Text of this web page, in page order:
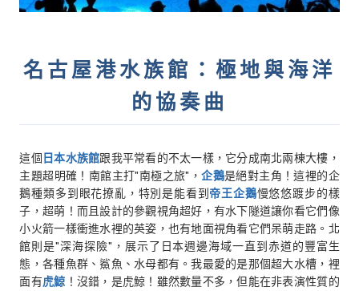
名古屋港水族館：極地與海洋
的協奏曲
這個日本水族館跟我平常看的不太一樣，它分成南北兩棟大樓，
主題超明確！南館主打"南極之旅"，企鵝是絕對主角！這裡的企
鵝種類多到眼花撩亂，特別是能看到帝王企鵝慢悠悠踱步的樣
子，超萌！而且設計的參觀視角超好，有水下隧道讓你看它們像
小火箭一樣衝進水裡的英姿，也有地面視角看它們呆萌走路。北
館則是"深海探險"，展示了日本週邊海域一直到赤道的豐富生
態，各種魚群、鯊魚、水母都有。我最愛的是那個超大水槽，裡
面有虎鯨 ！沒錯，是虎鯨！雖然數量不多，但能在非表演性質的